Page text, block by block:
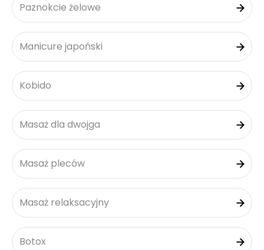
Paznokcie żelowe
Manicure japoński
Kobido
Masaż dla dwojga
Masaż pleców
Masaż relaksacyjny
Botox